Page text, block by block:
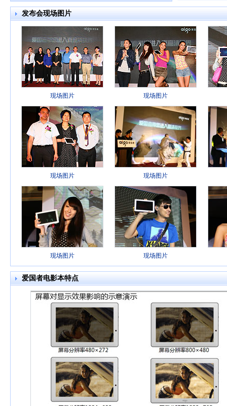
发布会现场图片
现场图片 现场图片
现场图片 现场图片
现场图片 现场图片
爱国者电影本特点